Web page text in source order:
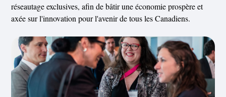
réseautage exclusives, afin de bâtir une économie prospère et
axée sur l'innovation pour l'avenir de tous les Canadiens.